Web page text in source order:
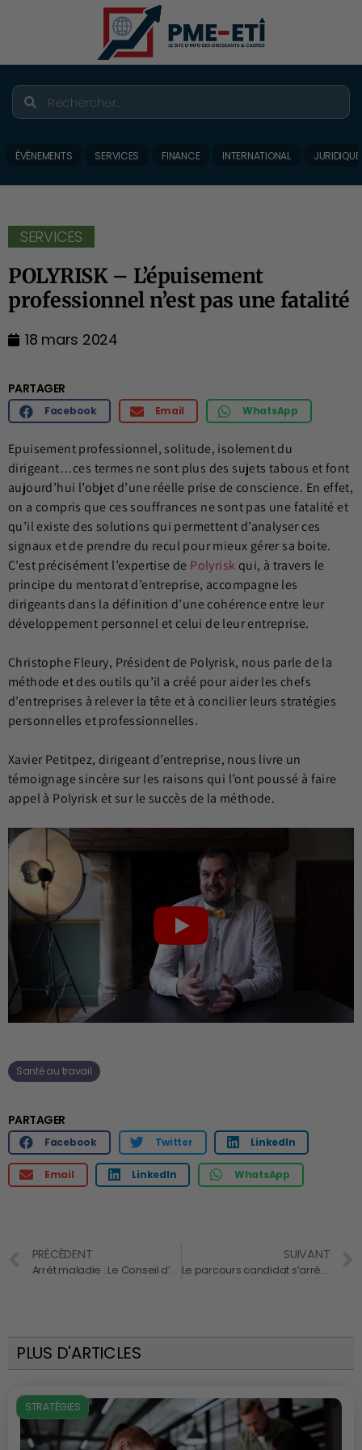
ÉVÈNEMENTS SERVICES FINANCE INTERNATIONAL JURIDIQUE
SERVICES
POLYRISK – L’épuisement
professionnel n’est pas une fatalité
18 mars 2024
PARTAGER
Facebook Email WhatsApp
Epuisement professionnel, solitude, isolement du
dirigeant…ces termes ne sont plus des sujets tabous et font
aujourd’hui l’objet d’une réelle prise de conscience. En effet,
on a compris que ces souffrances ne sont pas une fatalité et
qu’il existe des solutions qui permettent d’analyser ces
signaux et de prendre du recul pour mieux gérer sa boite.
C’est précisément l’expertise de Polyrisk qui, à travers le
principe du mentorat d’entreprise, accompagne les
dirigeants dans la définition d’une cohérence entre leur
développement personnel et celui de leur entreprise.
Christophe Fleury, Président de Polyrisk, nous parle de la
méthode et des outils qu’il a créé pour aider les chefs
d’entreprises à relever la tête et à concilier leurs stratégies
personnelles et professionnelles.
Xavier Petitpez, dirigeant d’entreprise, nous livre un
témoignage sincère sur les raisons qui l’ont poussé à faire
appel à Polyrisk et sur le succès de la méthode.
Santé au travail
PARTAGER
Facebook Twitter LinkedIn
Email LinkedIn WhatsApp
PRÉCÉDENT
Arrêt maladie : Le Conseil d’État limite à 4 semaines de congés payés
SUIVANT
Le parcours candidat s’arrête là où commence le parcours collaborateur
PLUS D'ARTICLES
STRATÉGIES